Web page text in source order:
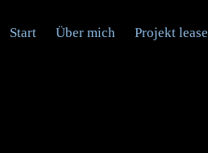
Start Über mich Projekt